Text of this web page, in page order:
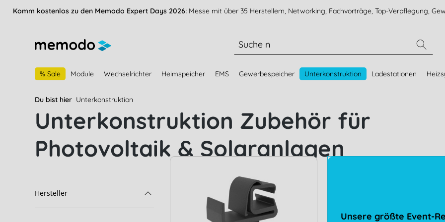
springen Zur Navigation der B2B-Plattform springen
Komm kostenlos zu den Memodo Expert Days 2026: Messe mit über 35 Herstellern, Networking, Fachvorträge, Top-Verpflegung,
% Sale Module Wechselrichter Heimspeicher EMS Gewerbespeicher Unterkonstruktion Ladestationen
Du bist hier Unterkonstruktion
Unterkonstruktion Zubehör für
Photovoltaik & Solaranlagen
Hersteller
Unsere größte Event-